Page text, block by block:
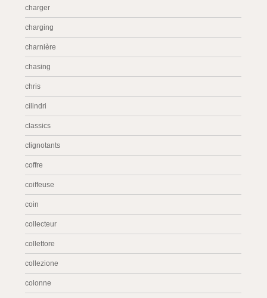
charger
charging
charnière
chasing
chris
cilindri
classics
clignotants
coffre
coiffeuse
coin
collecteur
collettore
collezione
colonne